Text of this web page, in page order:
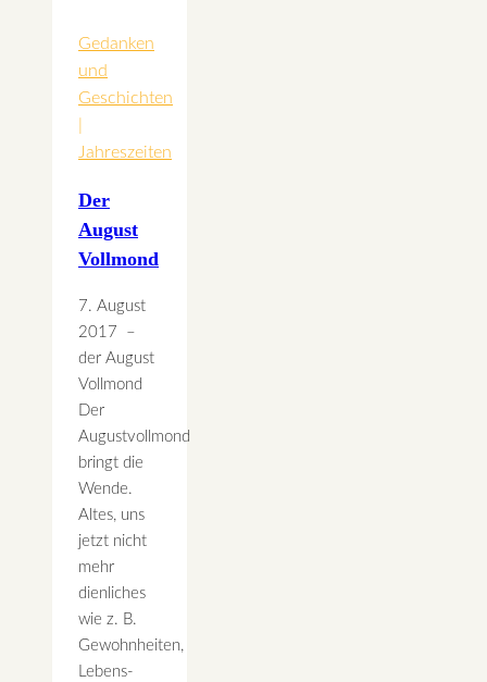
Gedanken
und
Geschichten
Jahreszeiten
Der
August
Vollmond
7. August
2017 –
der August
Vollmond
Der
Augustvollmond
bringt die
Wende.
Altes, uns
jetzt nicht
mehr
dienliches
wie z. B.
Gewohnheiten,
Lebens-